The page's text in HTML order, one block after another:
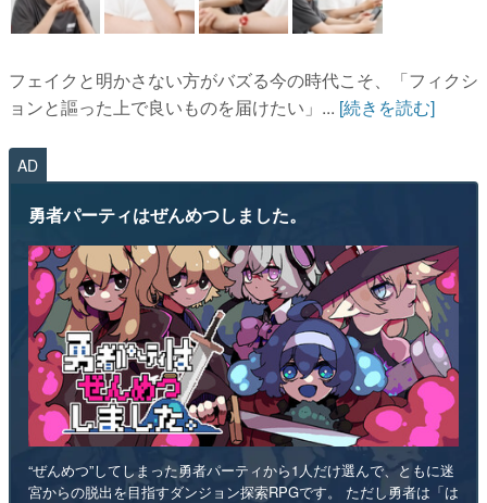
フェイクと明かさない方がバズる今の時代こそ、「フィクシ
ョンと謳った上で良いものを届けたい」... [続きを読む]
AD
勇者パーティはぜんめつしました。
“ぜんめつ”してしまった勇者パーティから1人だけ選んで、ともに迷
宮からの脱出を目指すダンジョン探索RPGです。 ただし勇者は「は